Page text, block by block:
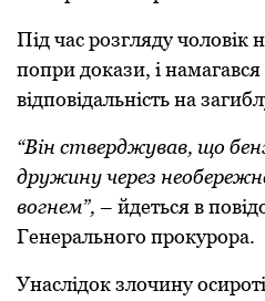
Під час розгляду чоловік
попри докази, і
відповідальність на
“Він стверджував, що
дружину через
вогнем”, – йдеться в
Генерального прокурора.
Унаслідок злочину